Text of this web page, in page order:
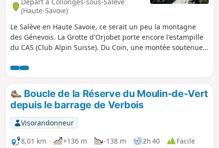
(Haute-Savoie)
Le Salève en Haute Savoie, ce serait un peu la montagne
des Génevois. La Grotte d'Orjobet porte encore l'estampille
du CAS (Club Alpin Suisse). Du Coin, une montée soutenue
une ultime grimpette, on débouche sur le plateau qui est
aussi un alpage. La vue est alors tout simplement
magnifique.
Boucle de la Réserve du Moulin-de-Vert
depuis le barrage de Verbois
Visorandonneur
8,01 km
+136 m -138 m 2h 40
Facile